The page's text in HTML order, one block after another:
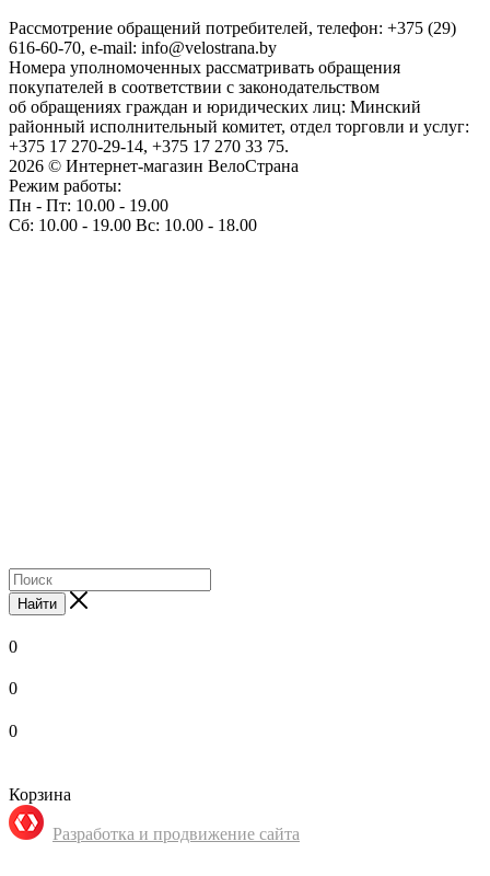
Рассмотрение обращений потребителей, телефон: +375 (29)
616-60-70, e-mail: info@velostrana.by
Номера уполномоченных рассматривать обращения
покупателей в соответствии с законодательством
об обращениях граждан и юридических лиц: Минский
районный исполнительный комитет, отдел торговли и услуг:
+375 17 270-29-14, +375 17 270 33 75.
2026 © Интернет-магазин ВелоСтрана
Режим работы:
Пн - Пт: 10.00 - 19.00
Сб: 10.00 - 19.00 Вс: 10.00 - 18.00
Найти
0
0
0
Корзина
Разработка и продвижение сайта